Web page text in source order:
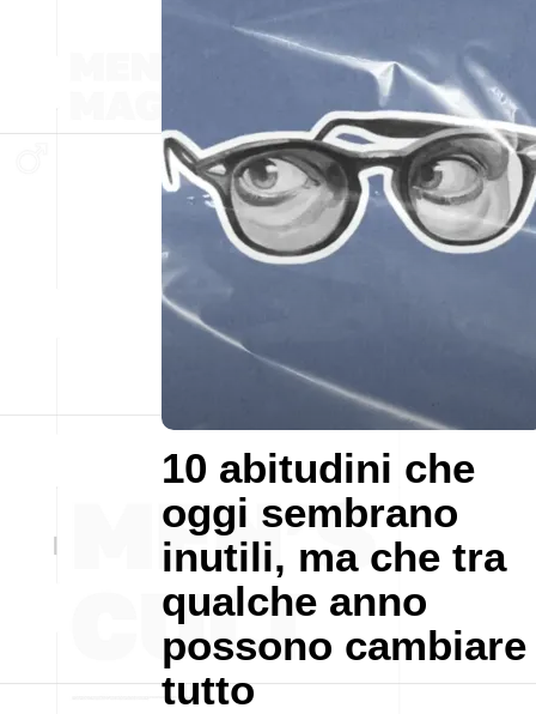
10 abitudini che
oggi sembrano
inutili, ma che tra
qualche anno
possono cambiare
tutto